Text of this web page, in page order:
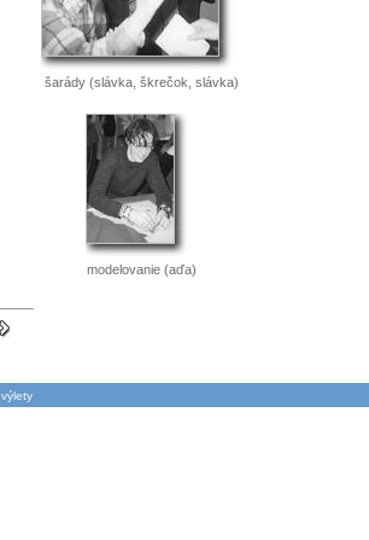
šarády (slávka, škrečok, slávka)
modelovanie (aďa)
výlety